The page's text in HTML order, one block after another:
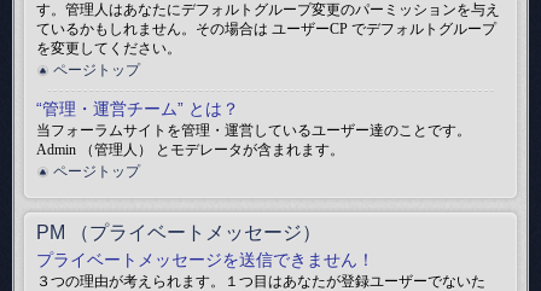
す。管理人はあなたにデフォルトグループ変更のパーミッションを与え
ているかもしれません。その場合は ユーザーCP でデフォルトグループ
を変更してください。
ページトップ
“管理・運営チーム” とは？
当フォーラムサイトを管理・運営しているユーザー達のことです。
Admin （管理人） とモデレータが含まれます。
ページトップ
PM （プライベートメッセージ）
プライベートメッセージを送信できません！
３つの理由が考えられます。１つ目はあなたが登録ユーザーでないた